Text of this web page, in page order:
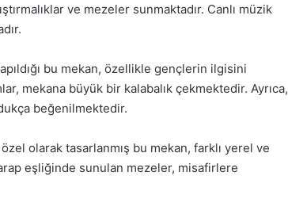
ve mezeler sunmaktadır. Canlı müzik
bu mekan, özellikle gençlerin ilgisini
mekana büyük bir kalabalık çekmektedir. Ayrıca,
beğenilmektedir.
olarak tasarlanmış bu mekan, farklı yerel ve
eşliğinde sunulan mezeler, misafirlere